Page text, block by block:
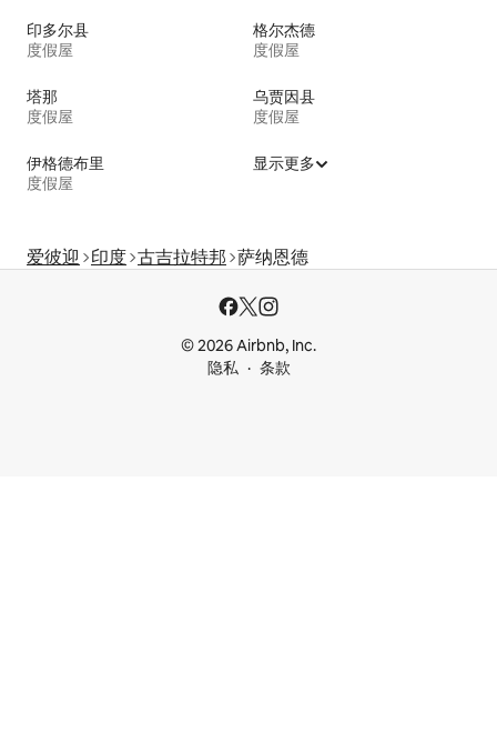
印多尔县
度假屋
格尔杰德
度假屋
塔那
度假屋
乌贾因县
度假屋
伊格德布里
度假屋
显示更多
爱彼迎 印度 古吉拉特邦 萨纳恩德
© 2026 Airbnb, Inc.
隐私
条款